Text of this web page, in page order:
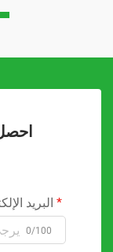
البريد
0/100